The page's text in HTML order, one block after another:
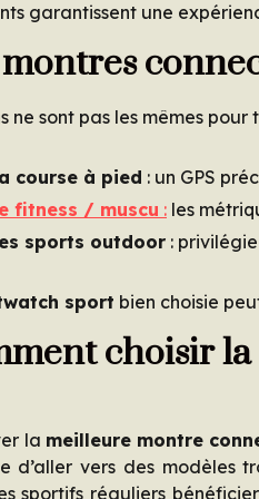
garantissent une
ne sont pas les mêmes pour
course à pied : un GPS
fitness / muscu : les
sports outdoor :
sport bien choisie
choisir
la meilleure montre
d’aller vers des modèles
sportifs réguliers